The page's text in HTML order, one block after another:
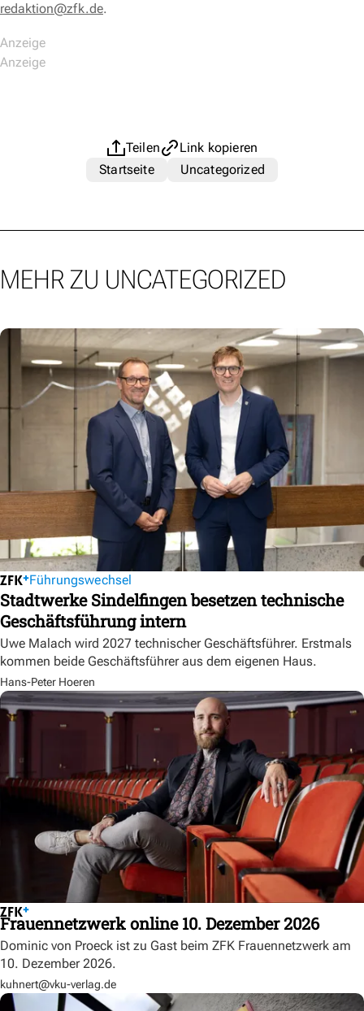
redaktion@zfk.de.
Teilen
Link kopieren
Startseite
Uncategorized
MEHR ZU UNCATEGORIZED
Führungswechsel
Stadtwerke Sindelfingen besetzen technische
Geschäftsführung intern
Uwe Malach wird 2027 technischer Geschäftsführer. Erstmals
kommen beide Geschäftsführer aus dem eigenen Haus.
Hans-Peter Hoeren
Frauennetzwerk online 10. Dezember 2026
Dominic von Proeck ist zu Gast beim ZFK Frauennetzwerk am
10. Dezember 2026.
kuhnert@vku-verlag.de